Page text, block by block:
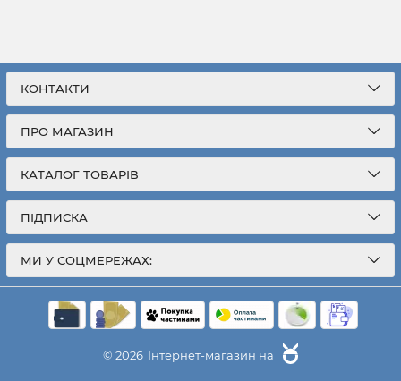
КОНТАКТИ
ПРО МАГАЗИН
КАТАЛОГ ТОВАРІВ
ПІДПИСКА
МИ У СОЦМЕРЕЖАХ:
© 2026 Інтернет-магазин на